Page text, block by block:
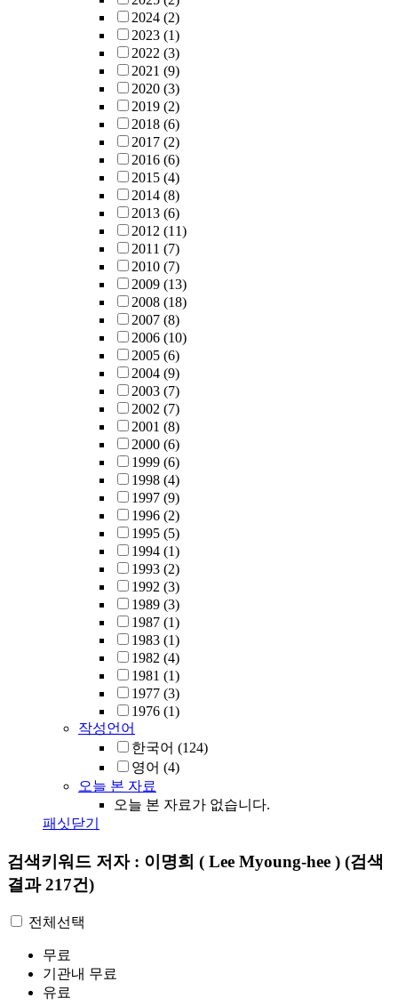
2024 (2)
2023 (1)
2022 (3)
2021 (9)
2020 (3)
2019 (2)
2018 (6)
2017 (2)
2016 (6)
2015 (4)
2014 (8)
2013 (6)
2012 (11)
2011 (7)
2010 (7)
2009 (13)
2008 (18)
2007 (8)
2006 (10)
2005 (6)
2004 (9)
2003 (7)
2002 (7)
2001 (8)
2000 (6)
1999 (6)
1998 (4)
1997 (9)
1996 (2)
1995 (5)
1994 (1)
1993 (2)
1992 (3)
1989 (3)
1987 (1)
1983 (1)
1982 (4)
1981 (1)
1977 (3)
1976 (1)
작성언어
한국어 (124)
영어 (4)
오늘 본 자료
오늘 본 자료가 없습니다.
패싯닫기
검색키워드 저자 : 이명희 ( Lee Myoung-hee ) (검색
결과 217건)
전체선택
무료
기관내 무료
유료